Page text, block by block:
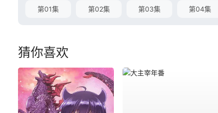
第01集 第02集 第03集 第04集
猜你喜欢